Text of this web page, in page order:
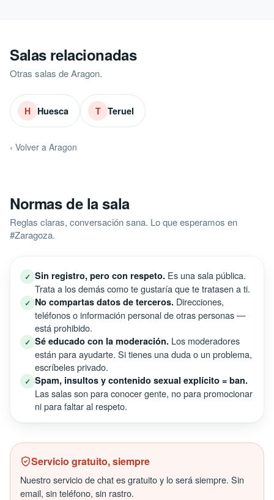
Salas relacionadas
Otras salas de Aragon.
H Huesca T Teruel
‹ Volver a Aragon
Normas de la sala
Reglas claras, conversación sana. Lo que esperamos en
#Zaragoza.
✓ Sin registro, pero con respeto. Es una sala pública.
Trata a los demás como te gustaría que te tratasen a ti.
✓ No compartas datos de terceros. Direcciones,
teléfonos o información personal de otras personas —
está prohibido.
✓ Sé educado con la moderación. Los moderadores
están para ayudarte. Si tienes una duda o un problema,
escríbeles privado.
✓ Spam, insultos y contenido sexual explícito = ban.
Las salas son para conocer gente, no para promocionar
ni para faltar al respeto.
Servicio gratuito, siempre
Nuestro servicio de chat es gratuito y lo será siempre. Sin
email, sin teléfono, sin rastro.